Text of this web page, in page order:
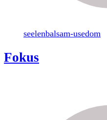
seelenbalsam-usedom
Fokus